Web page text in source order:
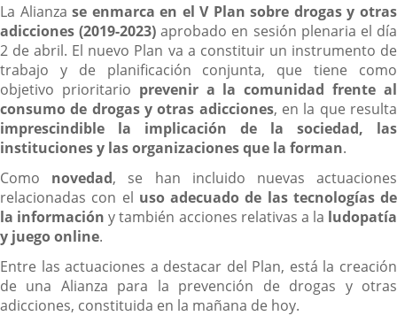
La Alianzase enmarca en el V Plan sobre drogas y otras
adicciones (2019-2023) aprobado en sesión plenaria el día
2 de abril. El nuevo Plan va a constituir un instrumento de
trabajo y de planificación conjunta, que tiene como
objetivo prioritario prevenir a la comunidad frente al
consumo de drogas y otras adicciones, en la que resulta
imprescindible la implicación de la sociedad, las
instituciones y las organizaciones que la forman.
Como novedad, se han incluido nuevas actuaciones
relacionadas con el uso adecuado de las tecnologías de
la información y también acciones relativas a la ludopatía
y juego online.
Entre las actuaciones a destacar del Plan, está la creación
de una Alianza para la prevención de drogas y otras
adicciones, constituida en la mañana de hoy.